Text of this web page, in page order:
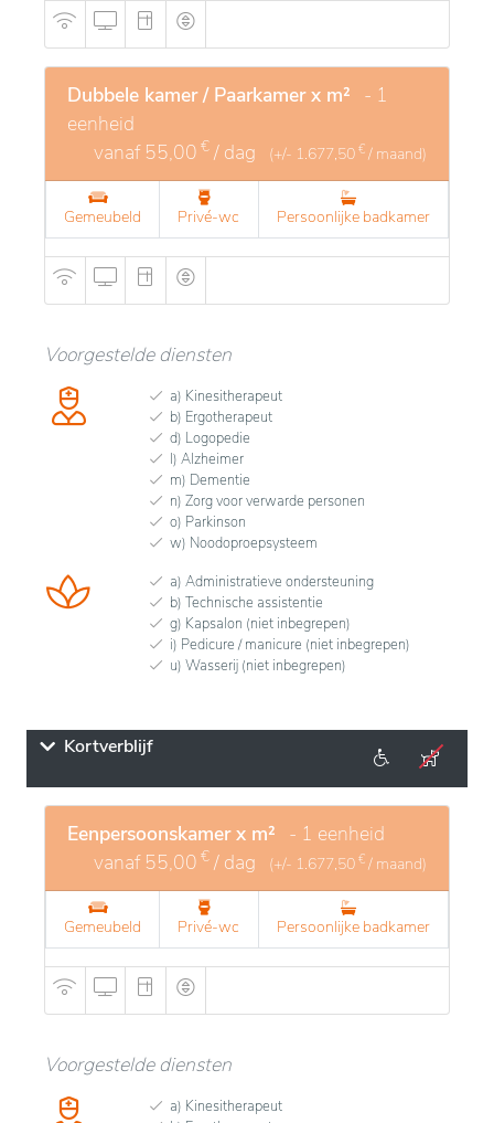
Dubbele kamer / Paarkamer x m² - 1
eenheid
vanaf 55,00 € / dag (+/- 1.677,50 € / maand)
Gemeubeld Privé-wc Persoonlijke badkamer
Voorgestelde diensten
a) Kinesitherapeut
b) Ergotherapeut
d) Logopedie
l) Alzheimer
m) Dementie
n) Zorg voor verwarde personen
o) Parkinson
w) Noodoproepsysteem
a) Administratieve ondersteuning
b) Technische assistentie
g) Kapsalon (niet inbegrepen)
i) Pedicure / manicure (niet inbegrepen)
u) Wasserij (niet inbegrepen)
Kortverblijf
Eenpersoonskamer x m² - 1 eenheid
vanaf 55,00 € / dag (+/- 1.677,50 € / maand)
Gemeubeld Privé-wc Persoonlijke badkamer
Voorgestelde diensten
a) Kinesitherapeut